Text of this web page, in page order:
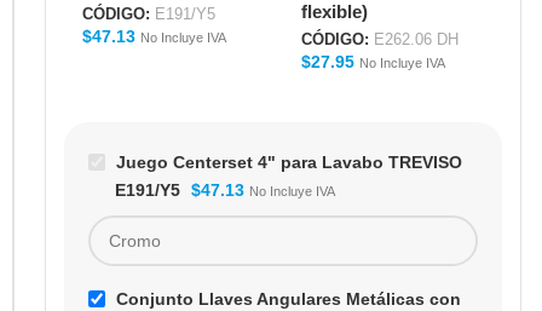
CÓDIGO: E191/Y5
$47.13 No Incluye IVA
Lavabo E262.06 DH
flexible)
CÓDIGO: E262.06 DH
$27.95 No Incluye IVA
Juego Centerset 4" para Lavabo TREVISO
E191/Y5 $47.13 No Incluye IVA
Conjunto Llaves Angulares Metálicas con